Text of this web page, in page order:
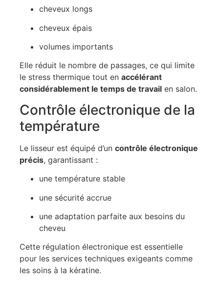
cheveux longs
cheveux épais
volumes importants
Elle réduit le nombre de passages, ce qui limite
le stress thermique tout en accélérant
considérablement le temps de travail en salon.
Contrôle électronique de la
température
Le lisseur est équipé d’un contrôle électronique
précis, garantissant :
une température stable
une sécurité accrue
une adaptation parfaite aux besoins du
cheveu
Cette régulation électronique est essentielle
pour les services techniques exigeants comme
les soins à la kératine.